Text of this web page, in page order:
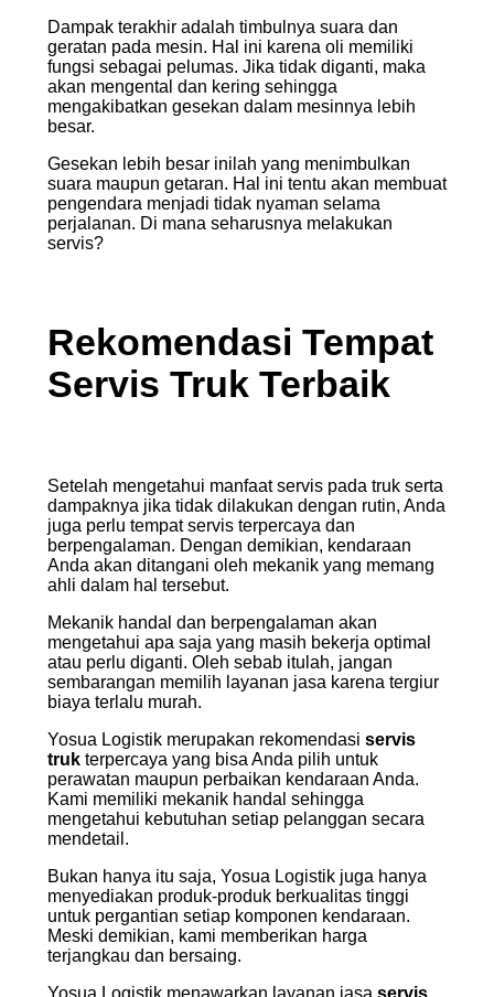
Dampak terakhir adalah timbulnya suara dan
geratan pada mesin. Hal ini karena oli memiliki
fungsi sebagai pelumas. Jika tidak diganti, maka
akan mengental dan kering sehingga
mengakibatkan gesekan dalam mesinnya lebih
besar.
Gesekan lebih besar inilah yang menimbulkan
suara maupun getaran. Hal ini tentu akan membuat
pengendara menjadi tidak nyaman selama
perjalanan. Di mana seharusnya melakukan
servis?
Rekomendasi Tempat
Servis Truk Terbaik
Setelah mengetahui manfaat servis pada truk serta
dampaknya jika tidak dilakukan dengan rutin, Anda
juga perlu tempat servis terpercaya dan
berpengalaman. Dengan demikian, kendaraan
Anda akan ditangani oleh mekanik yang memang
ahli dalam hal tersebut.
Mekanik handal dan berpengalaman akan
mengetahui apa saja yang masih bekerja optimal
atau perlu diganti. Oleh sebab itulah, jangan
sembarangan memilih layanan jasa karena tergiur
biaya terlalu murah.
Yosua Logistik merupakan rekomendasi servis
truk terpercaya yang bisa Anda pilih untuk
perawatan maupun perbaikan kendaraan Anda.
Kami memiliki mekanik handal sehingga
mengetahui kebutuhan setiap pelanggan secara
mendetail.
Bukan hanya itu saja, Yosua Logistik juga hanya
menyediakan produk-produk berkualitas tinggi
untuk pergantian setiap komponen kendaraan.
Meski demikian, kami memberikan harga
terjangkau dan bersaing.
Yosua Logistik menawarkan layanan jasa servis